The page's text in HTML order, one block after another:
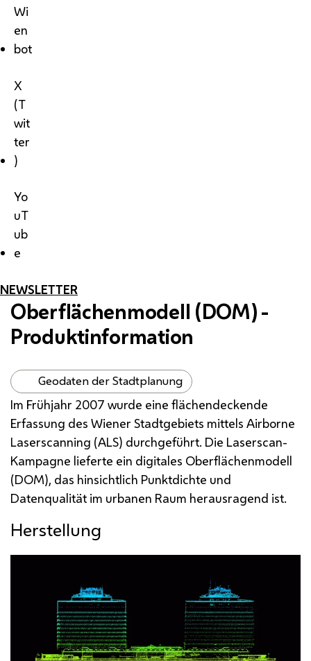
Wi
en
bot
X
(T
wit
ter
)
Yo
uT
ub
e
NEWSLETTER
Oberflächenmodell (DOM) -
Produktinformation
Geodaten der Stadtplanung
Im Frühjahr 2007 wurde eine flächendeckende
Erfassung des Wiener Stadtgebiets mittels Airborne
Laserscanning (ALS) durchgeführt. Die Laserscan-
Kampagne lieferte ein digitales Oberflächenmodell
(DOM), das hinsichtlich Punktdichte und
Datenqualität im urbanen Raum herausragend ist.
Herstellung